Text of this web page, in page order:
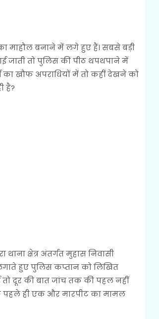
माहौल बनाने में लगे हुए हैं। सबसे बड़ी
जाती तो पुलिस की पीठ थपथपाने में
का खौफ अपराधियों में तो कहीं देखने को
है?
थाना क्षेत्र अंतर्गत मुहास निवासी
हुए पुलिस कप्तान को लिखित
तो दूर की बात जांच तक की पहल नहीं
पहले ही एक और मारपीट का मामल